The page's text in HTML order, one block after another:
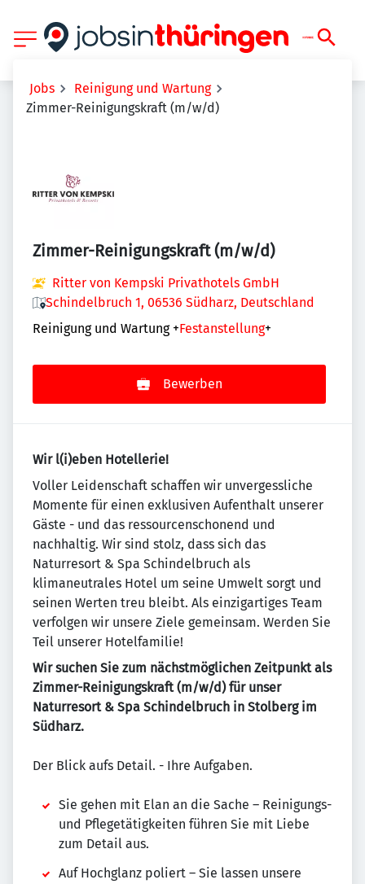
Jobs
Reinigung und Wartung
Zimmer-Reinigungskraft (m/w/d)
Zimmer-Reinigungskraft (m/w/d)
Ritter von Kempski Privathotels GmbH
Schindelbruch 1, 06536 Südharz, Deutschland
Reinigung und Wartung +Festanstellung+
Bewerben
Wir l(i)eben Hotellerie!
Voller Leidenschaft schaffen wir unvergessliche
Momente für einen exklusiven Aufenthalt unserer
Gäste - und das ressourcenschonend und
nachhaltig. Wir sind stolz, dass sich das
Naturresort & Spa Schindelbruch als
klimaneutrales Hotel um seine Umwelt sorgt und
seinen Werten treu bleibt. Als einzigartiges Team
verfolgen wir unsere Ziele gemeinsam. Werden Sie
Teil unserer Hotelfamilie!
Wir suchen Sie zum nächstmöglichen Zeitpunkt als
Zimmer-Reinigungskraft (m/w/d) für unser
Naturresort & Spa Schindelbruch in Stolberg im
Südharz.
Der Blick aufs Detail. - Ihre Aufgaben.
Sie gehen mit Elan an die Sache – Reinigungs-
und Pflegetätigkeiten führen Sie mit Liebe
zum Detail aus.
Auf Hochglanz poliert – Sie lassen unsere